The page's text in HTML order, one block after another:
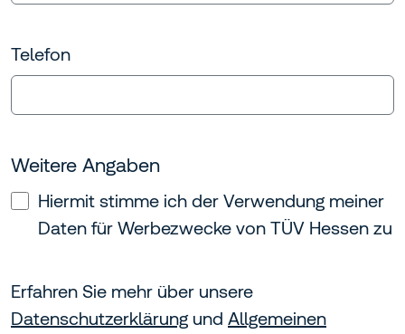
Telefon
Weitere Angaben
Hiermit stimme ich der Verwendung meiner
Daten für Werbezwecke von TÜV Hessen zu
Erfahren Sie mehr über unsere
Datenschutzerklärungund Allgemeinen